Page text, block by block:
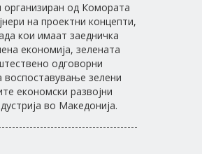
организиран од Комората
на проектни концепти,
кои имаат заедничка
економија, зелената
одговорни
воспоставување зелени
економски развојни
во Македонија.